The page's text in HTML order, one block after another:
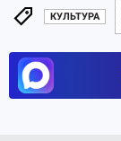
КУЛЬТУРА